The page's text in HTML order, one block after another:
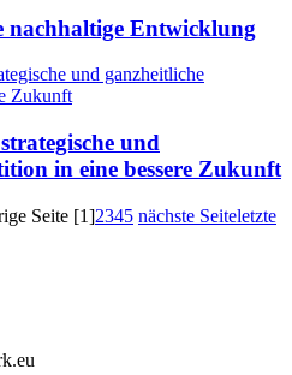
nachhaltige Entwicklung
und
in eine bessere Zukunft
Seite [1]2345 nächste Seiteletzte